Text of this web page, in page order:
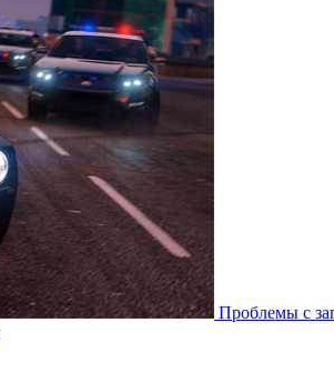
Проблемы с